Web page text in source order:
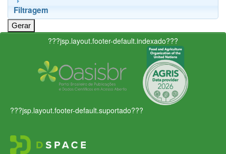
Filtragem
???jsp.layout.footer-default.indexado???
???jsp.layout.footer-default.suportado???